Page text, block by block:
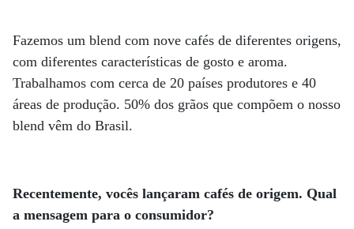
Fazemos um blend com nove cafés de diferentes origens,
com diferentes características de gosto e aroma.
Trabalhamos com cerca de 20 países produtores e 40
áreas de produção. 50% dos grãos que compõem o nosso
blend vêm do Brasil.
Recentemente, vocês lançaram cafés de origem. Qual
a mensagem para o consumidor?